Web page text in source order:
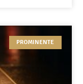
PROMINENTE